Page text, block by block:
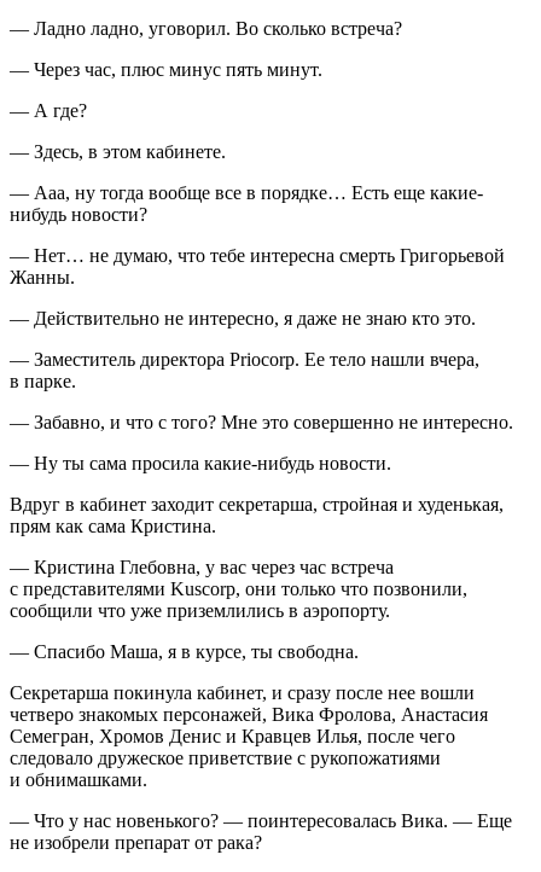
— Ладно ладно, уговорил. Во сколько встреча?
— Через час, плюс минус пять минут.
— А где?
— Здесь, в этом кабинете.
— Ааа, ну тогда вообще все в порядке… Есть еще какие-
нибудь новости?
— Нет… не думаю, что тебе интересна смерть Григорьевой
Жанны.
— Действительно не интересно, я даже не знаю кто это.
— Заместитель директора Priocorp. Ее тело нашли вчера,
в парке.
— Забавно, и что с того? Мне это совершенно не интересно.
— Ну ты сама просила какие-нибудь новости.
Вдруг в кабинет заходит секретарша, стройная и худенькая,
прям как сама Кристина.
— Кристина Глебовна, у вас через час встреча
с представителями Kuscorp, они только что позвонили,
сообщили что уже приземлились в аэропорту.
— Спасибо Маша, я в курсе, ты свободна.
Секретарша покинула кабинет, и сразу после нее вошли
четверо знакомых персонажей, Вика Фролова, Анастасия
Семегран, Хромов Денис и Кравцев Илья, после чего
следовало дружеское приветствие с рукопожатиями
и обнимашками.
— Что у нас новенького? — поинтересовалась Вика. — Еще
не изобрели препарат от рака?